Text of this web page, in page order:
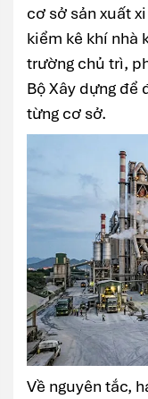
cơ sở sản xuất
kiểm kê khí nhà
trường chủ trì,
Bộ Xây dựng để
từng cơ sở.
Về nguyên tắc,